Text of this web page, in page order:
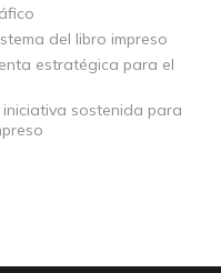
del libro impreso
estratégica para el
sostenida para